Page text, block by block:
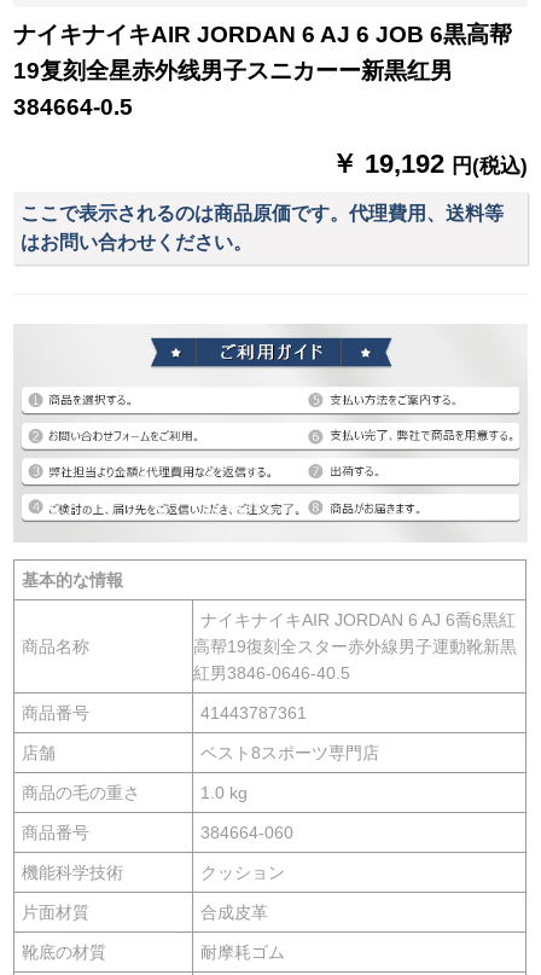
ナイキナイキAIR JORDAN 6 AJ 6 JOB 6黒高帮
19复刻全星赤外线男子スニカーー新黒红男
384664-0.5
￥ 19,192 円(税込)
ここで表示されるのは商品原価です。代理費用、送料等
はお問い合わせください。
基本的な情報
商品名称
ナイキナイキAIR JORDAN 6 AJ 6喬6黒紅
高帮19復刻全スター赤外線男子運動靴新黒
紅男3846-0646-40.5
商品番号 41443787361
店舗 ベスト8スポーツ専門店
商品の毛の重さ 1.0 kg
商品番号 384664-060
機能科学技術 クッション
片面材質 合成皮革
靴底の材質 耐摩耗ゴム